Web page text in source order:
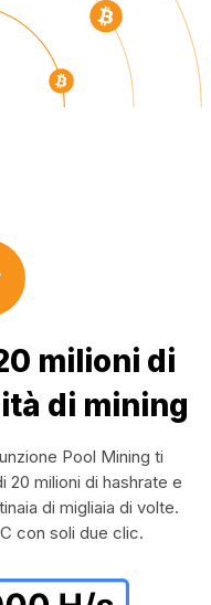
milioni di
di mining
Pool Mining ti
20 milioni di hashrate e
di migliaia di volte.
con soli due clic.